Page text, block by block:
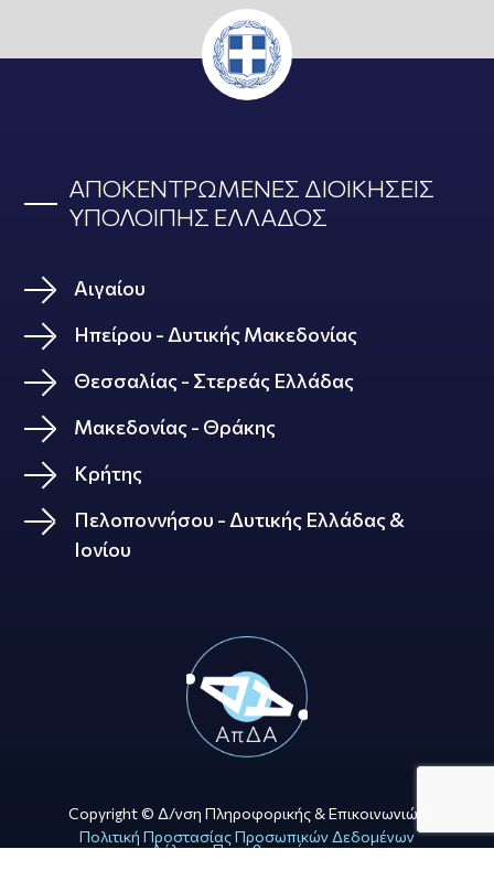
ΑΠΟΚΕΝΤΡΩΜΕΝΕΣ ΔΙΟΙΚΗΣΕΙΣ
ΥΠΟΛΟΙΠΗΣ ΕΛΛΑΔΟΣ
Αιγαίου
Ηπείρου - Δυτικής Μακεδονίας
Θεσσαλίας - Στερεάς Ελλάδας
Μακεδονίας - Θράκης
Κρήτης
Πελοποννήσου - Δυτικής Ελλάδας &
Ιονίου
Copyright © Δ/νση Πληροφορικής & Επικοινωνιών
Πολιτική Προστασίας Προσωπικών Δεδομένων
Δήλωση Προσβασιμότητας